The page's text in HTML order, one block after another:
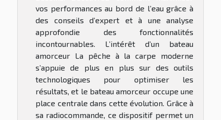
vos performances au bord de l’eau grâce à
des conseils d’expert et à une analyse
approfondie des fonctionnalités
incontournables. L’intérêt d’un bateau
amorceur La pêche à la carpe moderne
s’appuie de plus en plus sur des outils
technologiques pour optimiser les
résultats, et le bateau amorceur occupe une
place centrale dans cette évolution. Grâce à
sa radiocommande, ce dispositif permet un